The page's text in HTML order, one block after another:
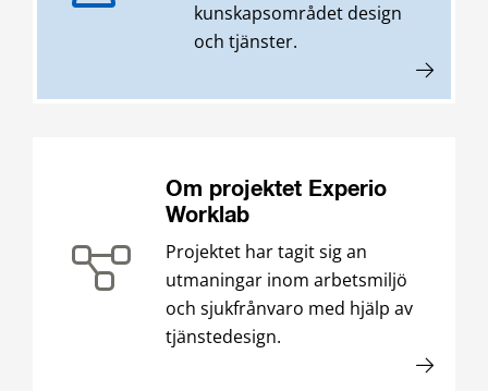
kunskapsområdet design
och tjänster.
Om projektet Experio
Worklab
Projektet har tagit sig an
utmaningar inom arbetsmiljö
och sjukfrånvaro med hjälp av
tjänstedesign.